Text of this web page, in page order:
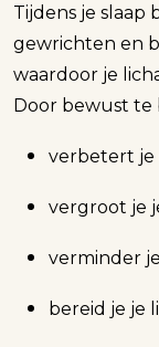
Tijdens je slaap
gewrichten en
waardoor je
Door bewust te
verbetert je
vergroot je
verminder
bereid je je